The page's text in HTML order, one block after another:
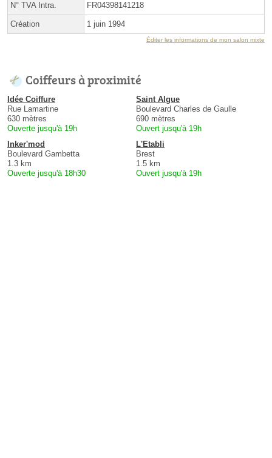
N° TVA Intra. FR04398141218
Création 1 juin 1994
Éditer les informations de mon salon mixte
Coiffeurs à proximité
Idée Coiffure
Rue Lamartine
630 mètres
Ouverte jusqu'à 19h
Saint Algue
Boulevard Charles de Gaulle
690 mètres
Ouvert jusqu'à 19h
Inker'mod
Boulevard Gambetta
1.3 km
Ouverte jusqu'à 18h30
L'Etabli
Brest
1.5 km
Ouvert jusqu'à 19h